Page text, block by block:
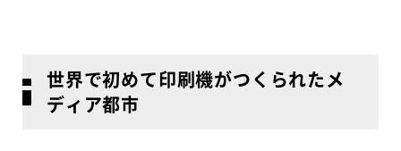
世界で初めて印刷機がつくられたメ
ディア都市